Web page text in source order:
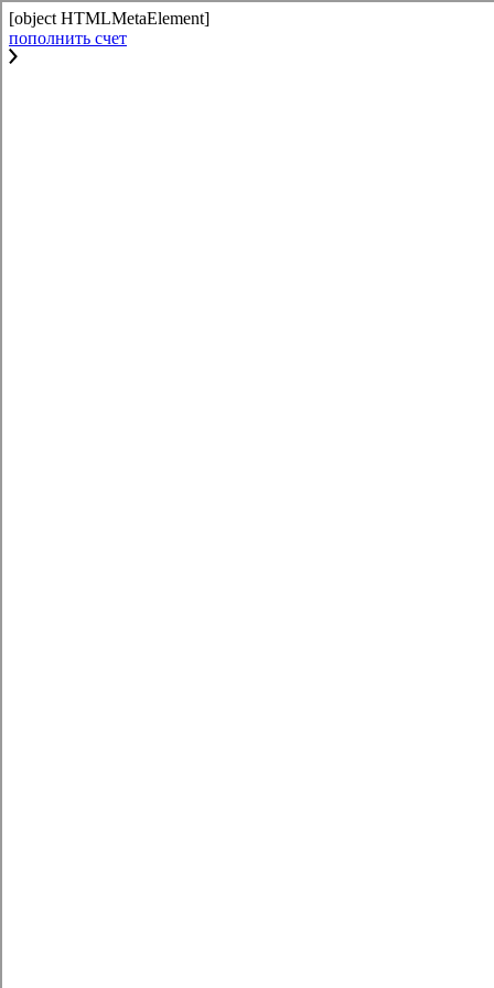
[object HTMLMetaElement]
пополнить счет